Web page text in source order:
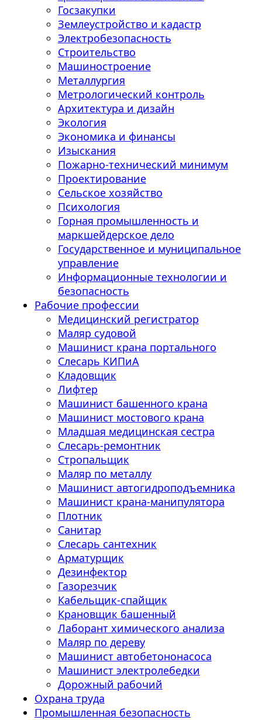
Госзакупки
Землеустройство и кадастр
Электробезопасность
Строительство
Машиностроение
Металлургия
Метрологический контроль
Архитектура и дизайн
Экология
Экономика и финансы
Изыскания
Пожарно-технический минимум
Проектирование
Сельское хозяйство
Психология
Горная промышленность и
маркшейдерское дело
Государственное и муниципальное
управление
Информационные технологии и
безопасность
Рабочие профессии
Медицинский регистратор
Маляр судовой
Машинист крана портального
Слесарь КИПиА
Кладовщик
Лифтер
Машинист башенного крана
Машинист мостового крана
Младшая медицинская сестра
Слесарь-ремонтник
Стропальщик
Маляр по металлу
Машинист автогидроподъемника
Машинист крана-манипулятора
Плотник
Санитар
Слесарь сантехник
Арматурщик
Дезинфектор
Газорезчик
Кабельщик-спайщик
Крановщик башенный
Лаборант химического анализа
Маляр по дереву
Машинист автобетононасоса
Машинист электролебедки
Дорожный рабочий
Охрана труда
Промышленная безопасность